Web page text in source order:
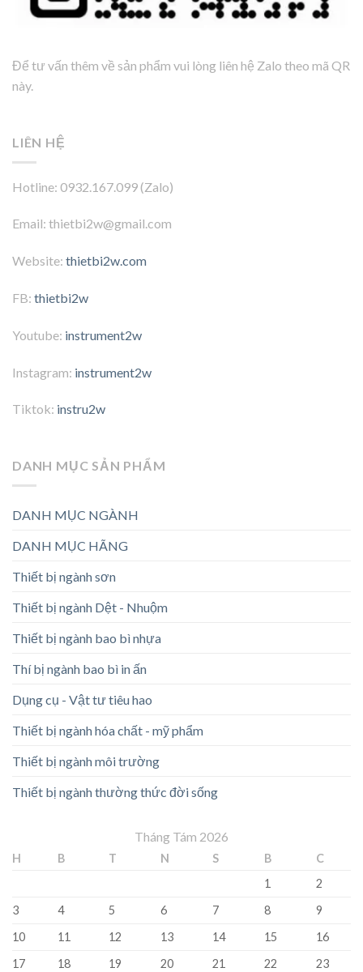
Để tư vấn thêm về sản phẩm vui lòng liên hệ Zalo theo mã QR
này.
LIÊN HỆ
Hotline: 0932.167.099 (Zalo)
Email: thietbi2w@gmail.com
Website: thietbi2w.com
FB: thietbi2w
Youtube: instrument2w
Instagram: instrument2w
Tiktok: instru2w
DANH MỤC SẢN PHẨM
DANH MỤC NGÀNH
DANH MỤC HÃNG
Thiết bị ngành sơn
Thiết bị ngành Dệt - Nhuộm
Thiết bị ngành bao bì nhựa
Thí bị ngành bao bì in ấn
Dụng cụ - Vật tư tiêu hao
Thiết bị ngành hóa chất - mỹ phẩm
Thiết bị ngành môi trường
Thiết bị ngành thường thức đời sống
Tháng Tám 2026
H B T N S B
C
1
2
3
4 5 6 7 8
9
10
11 12 13 14 15
16
17
18 19 20 21 22 23